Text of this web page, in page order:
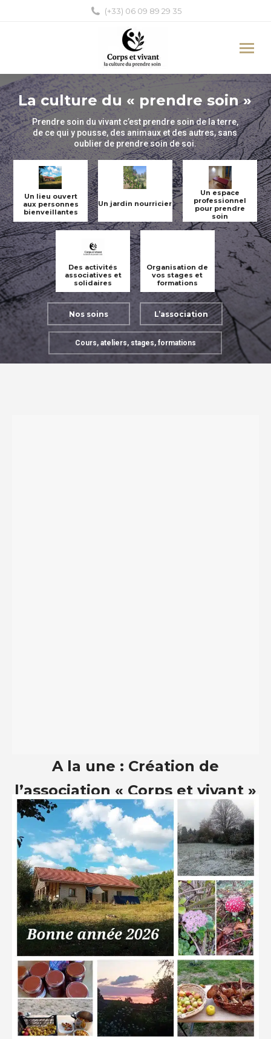
(+33) 06 09 89 29 35
Cours, ateliers, stages, formations
La culture du « prendre soin »
Prendre soin du vivant c’est prendre soin de la terre,
de ce qui y pousse, des animaux et des autres, sans
oublier de prendre soin de soi.
Nos soins
Un lieu ouvert
aux personnes
bienveillantes
Un jardin nourricier
Un espace
professionnel
pour prendre
soin
Des activités
associatives et
solidaires
Organisation de
vos stages et
formations
L’association
A la une : Création de
l’association « Corps et vivant »